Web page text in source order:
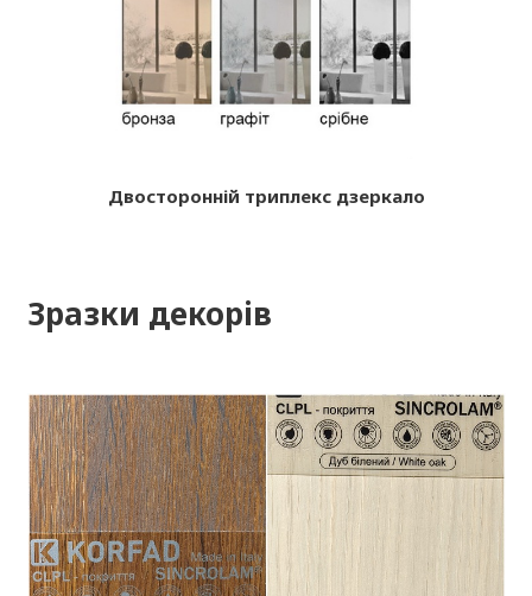
Двосторонній триплекс дзеркало
Зразки декорів